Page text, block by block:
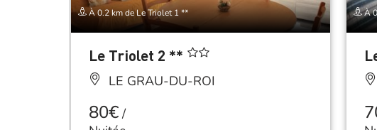
À 0.2 km de Le Triolet 1 **
Le Triolet 2 **
LE GRAU-DU-ROI
80€/
À